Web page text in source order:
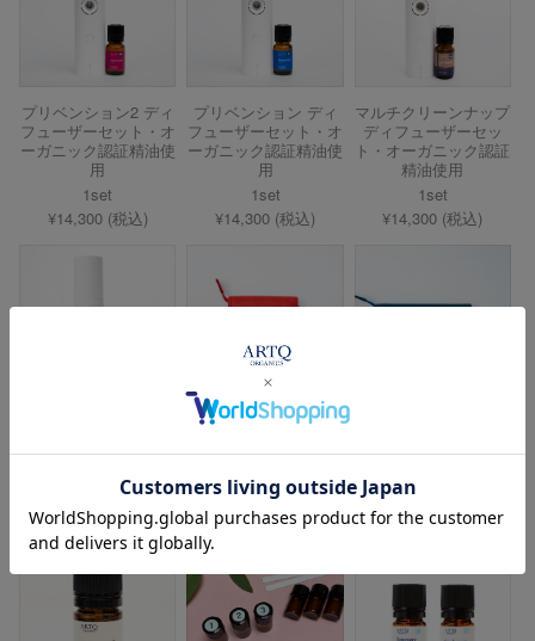
プリベンション2 ディ
フューザーセット・オ
ーガニック認証精油使
用
1set
¥14,300 (税込)
プリベンション ディ
フューザーセット・オ
ーガニック認証精油使
用
1set
¥14,300 (税込)
マルチクリーンナップ
ディフューザーセッ
ト・オーガニック認証
精油使用
1set
¥14,300 (税込)
¥16,060 (税込)
ビオレザー精油ケー
オレンジ／レッド
¥16,500～ (税込)
ネイビー
¥27,500 (税込)